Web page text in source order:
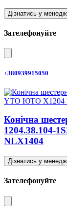
Дізнатись у
Зателефонуйте
+380939915050
Конічна
1204.38.104-
NLX1404
Дізнатись у
Зателефонуйте